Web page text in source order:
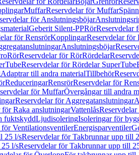
MuffarReservdelar för Muffar
för Anslutningsböjar
Geberit Silent-PPRörReservdelar
för RensrörKopplingarReservdelar för
Anslutningsböjar
RörReservdelar för RörRördelar
Reservdelar för Rördelar SuperTube
Adaptrar till andra materialTillbehör
ReduceringarRensrörReservdelar för
för MuffarÖvergångar till andra
Reservdelar för Aggregatanslutningar
för Raka anslutningarVattenlås
fuktskyddLjudisoleringIsoleringar för
för VentilationsventilerEnergisparventiler
25 l/sReservdelar för Takbrunnar upp till
l/sReservdelar för Takbrunnar upp till